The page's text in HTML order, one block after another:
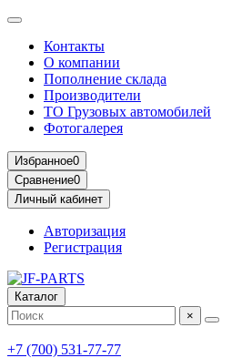
Контакты
О компании
Пополнение склада
Производители
ТО Грузовых автомобилей
Фотогалерея
Избранное0
Сравнение0
Личный кабинет
Авторизация
Регистрация
Каталог
×
+7 (700) 531-77-77